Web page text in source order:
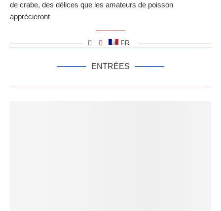
de crabe, des délices que les amateurs de poisson
apprécieront
FR
ENTRÉES